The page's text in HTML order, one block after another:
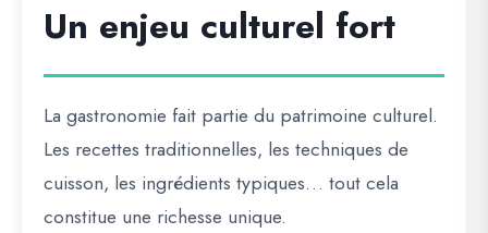
Un enjeu culturel fort
La gastronomie fait partie du patrimoine culturel.
Les recettes traditionnelles, les techniques de
cuisson, les ingrédients typiques… tout cela
constitue une richesse unique.